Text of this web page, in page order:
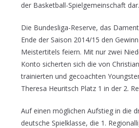
der Basketball-Spielgemeinschaft dar.
Die Bundesliga-Reserve, das
Ende der Saison 2014/15 den
Meistertitels feiern. Mit nur zwei
Konto sicherten sich die von
trainierten und gecoachten
Theresa Heuritsch Platz 1 in der 2.
Auf einen möglichen Aufstieg in die
deutsche Spielklasse, die 1.